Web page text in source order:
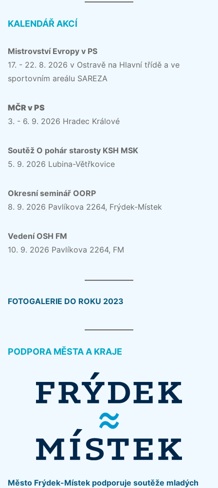
KALENDÁŘ AKCÍ
Mistrovství Evropy v PS
17. - 22. 8. 2026 v Ostravě na Hlavní třídě a ve
sportovním areálu SAREZA
MČR v PS
3. - 6. 9. 2026 Hradec Králové
Soutěž O pohár starosty KSH MSK
5. 9. 2026 Lubina-Větřkovice
Okresní seminář OORP
8. 9. 2026 Pavlíkova 2264, Frýdek-Místek
Vedení OSH FM
10. 9. 2026 Pavlíkova 2264, FM
FOTOGALERIE DO ROKU 2023
PODPORA MĚSTA A KRAJE
Město Frýdek-Místek podporuje soutěže mladých